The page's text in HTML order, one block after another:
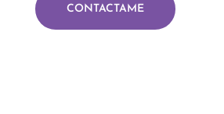
CONTACTAME